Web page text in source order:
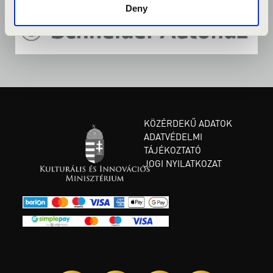
Deny
KÖZÉRDEKŰ ADATOK
ADATVÉDELMI
TÁJÉKOZTATÓ
JOGI NYILATKOZAT